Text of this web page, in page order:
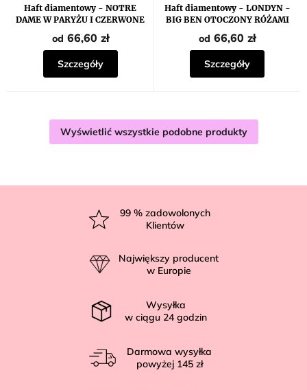
Haft diamentowy - NOTRE
DAME W PARYŻU I CZERWONE
KWIATY
od 66,60 zł
Szczegóły
Haft diamentowy - LONDYN -
BIG BEN OTOCZONY RÓŻAMI
od 66,60 zł
Szczegóły
Wyświetlić wszystkie podobne produkty
99 % zadowolonych
Klientów
Największy producent
w Europie
Wysyłka
w ciągu 24 godzin
Darmowa wysyłka
powyżej 145 zł